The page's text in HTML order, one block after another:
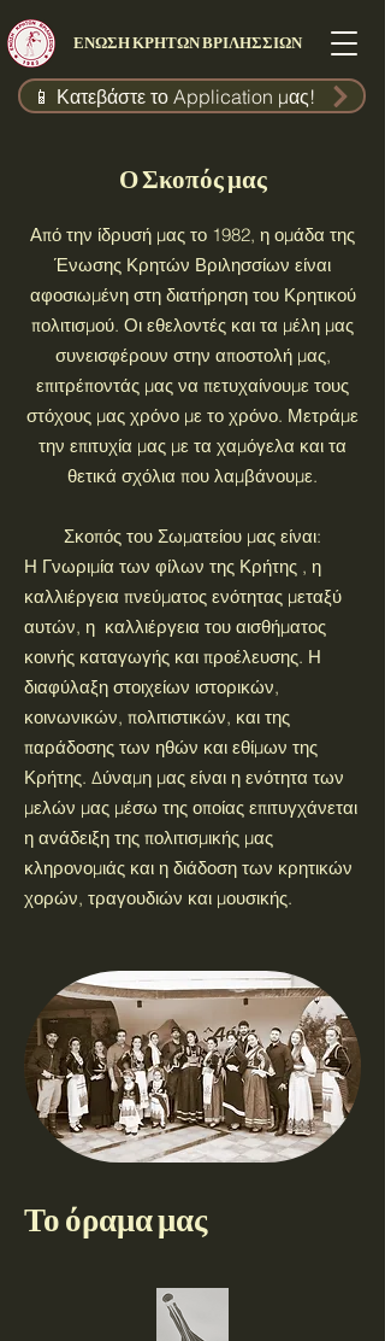
ΕΝΩΣΗ ΚΡΗΤΩΝ ΒΡΙΛΗΣΣΙΩΝ
📱 Κατεβάστε το Application μας!
Ο Σκοπός μας
Από την ίδρυσή μας το 1982, η ​​ομάδα της
Ένωσης Κρητών Βριλησσίων είναι
αφοσιωμένη στη διατήρηση του Κρητικού
πολιτισμού. Οι εθελοντές και τα μέλη μας
συνεισφέρουν στην αποστολή μας,
επιτρέποντάς μας να πετυχαίνουμε τους
στόχους μας χρόνο με το χρόνο. Μετράμε
την επιτυχία μας με τα χαμόγελα και τα
θετικά σχόλια που λαμβάνουμε.
Σκοπός του Σωματείου μας είναι:
Η Γνωριμία των φίλων της Κρήτης , η
καλλιέργεια πνεύματος ενότητας μεταξύ
αυτών, η καλλιέργεια του αισθήματος
κοινής καταγωγής και προέλευσης. Η
διαφύλαξη στοιχείων ιστορικών,
κοινωνικών, πολιτιστικών, και της
παράδοσης των ηθών και εθίμων της
Κρήτης. Δύναμη μας είναι η ενότητα των
μελών μας μέσω της οποίας επιτυγχάνεται
η ανάδειξη της πολιτισμικής μας
κληρονομιάς και η διάδοση των κρητικών
χορών, τραγουδιών και μουσικής.
Το όραμα μας